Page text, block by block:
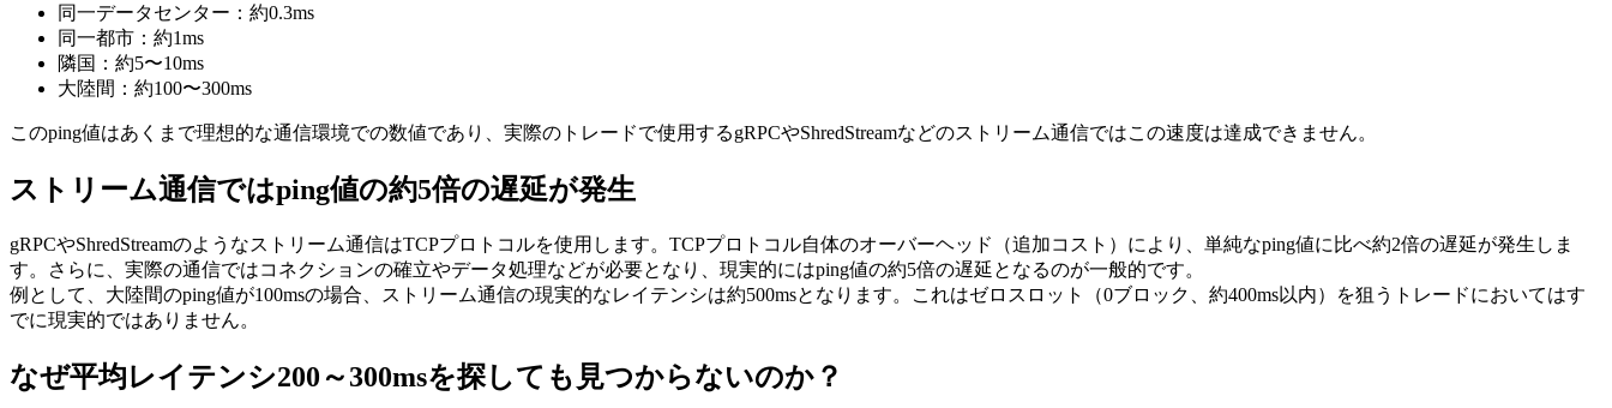
同一データセンター：約0.3ms
同一都市：約1ms
隣国：約5〜10ms
大陸間：約100〜300ms
このping値はあくまで理想的な通信環境での数値であり、実際のトレードで使用するgRPCやShredStreamなどのストリーム通信ではこの速度は達成できません。
ストリーム通信ではping値の約5倍の遅延が発生
gRPCやShredStreamのようなストリーム通信はTCPプロトコルを使用します。TCPプロトコル自体のオーバーヘッド（追加コスト）により、単純なping値に比べ約2倍の遅延が発生しま
す。さらに、実際の通信ではコネクションの確立やデータ処理などが必要となり、現実的にはping値の約5倍の遅延となるのが一般的です。
例として、大陸間のping値が100msの場合、ストリーム通信の現実的なレイテンシは約500msとなります。これはゼロスロット（0ブロック、約400ms以内）を狙うトレードにおいてはす
でに現実的ではありません。
なぜ平均レイテンシ200～300msを探しても見つからないのか？